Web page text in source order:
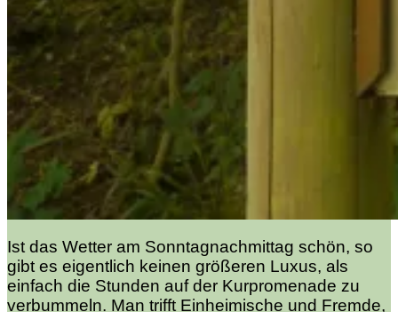
Ist das Wetter am Sonntagnachmittag schön, so
gibt es eigentlich keinen größeren Luxus, als
einfach die Stunden auf der Kurpromenade zu
verbummeln. Man trifft Einheimische und Fremde,